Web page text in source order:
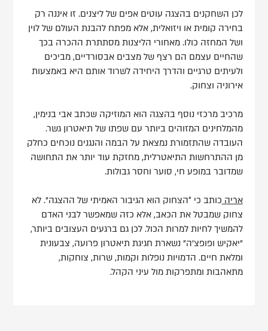
לכן השחקנים בהצגה עוטים אפים של ליצנים. זו איננה רק
בחירה קומית או ויזואלית, אלא מפתח להבנת העולם של לוין
ושל המחזה כולו. מאחורי הליצנות מסתתרת ההכרה בכך
שהחיים עצמם הם רצף של מצבים אבסורדיים, מביכים
ולעיתים טרגיים והדרך היחידה לשרוד אותם היא באמצעות
אירוניה וצחוק.
מרכיב מרכזי נוסף בהצגה הוא המוזיקה שכתב אבי בנימין,
מהמלחינים המזוהים ביותר עם שפתו של תיאטרון גשר.
העובדה שהתזמורת נמצאת על הבמה והנגנים נוכחים כחלק
מן ההתרחשות התיאטרלית, מחזקת עוד יותר את התחושה
שמדובר במופע חי, סוער וחסר גבולות.
אריה כותב כי “הצחוק הוא הגיבור האמיתי של ההצגה”. לא
צחוק שמבטל את הכאב, אלא כזה שמאפשר לבני האדם
להמשיך לחיות למרות הכול. לכן גם ברגעים העצובים ביותר,
"יאקיש ופופצ'ה" נשארת חגיגת תיאטרון פרועה, צבעונית
ומלאת חיים. הדמויות נופלות וקמות, שרות, צוחקות,
מתאהבות ומתפרקות מול עיני הקהל.